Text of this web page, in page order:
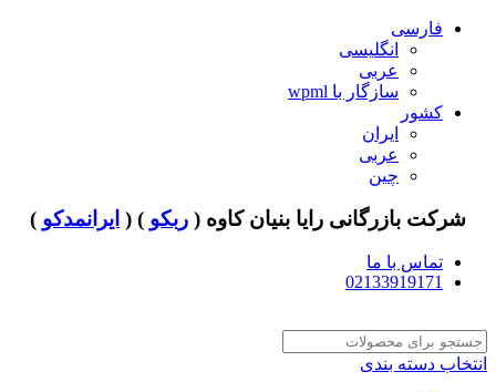
فارسی
انگلیسی
عربی
سازگار با wpml
کشور
ایران
عربی
چین
شرکت بازرگانی رایا بنیان کاوه ( ربکو ) ( ایرانمدکو )
تماس با ما
02133919171
انتخاب دسته بندی